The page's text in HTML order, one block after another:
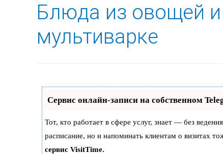
Блюда из овощей
мультиварке
Сервис онлайн-записи на собственном
Тот, кто работает в сфере услуг, знает — без
расписание, но и напоминать клиентам о визитах
сервис VisitTime.